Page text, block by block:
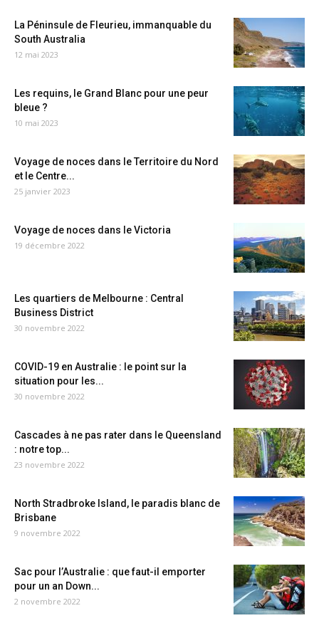
La Péninsule de Fleurieu, immanquable du
South Australia
12 mai 2023
Les requins, le Grand Blanc pour une peur
bleue ?
10 mai 2023
Voyage de noces dans le Territoire du Nord
et le Centre...
25 janvier 2023
Voyage de noces dans le Victoria
19 décembre 2022
Les quartiers de Melbourne : Central
Business District
30 novembre 2022
COVID-19 en Australie : le point sur la
situation pour les...
30 novembre 2022
Cascades à ne pas rater dans le Queensland
: notre top...
23 novembre 2022
North Stradbroke Island, le paradis blanc de
Brisbane
9 novembre 2022
Sac pour l’Australie : que faut-il emporter
pour un an Down...
2 novembre 2022